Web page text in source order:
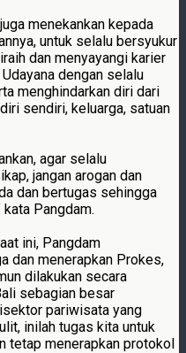
menekankan kepada
untuk selalu bersyukur
dan menyayangi karier
dengan selalu
menghindarkan diri dari
sendiri, keluarga, satuan
agar selalu
jangan arogan dan
dan bertugas sehingga
Pangdam.
ini, Pangdam
dan menerapkan Prokes,
dilakukan secara
sebagian besar
pariwisata yang
inilah tugas kita untuk
tetap menerapkan protokol